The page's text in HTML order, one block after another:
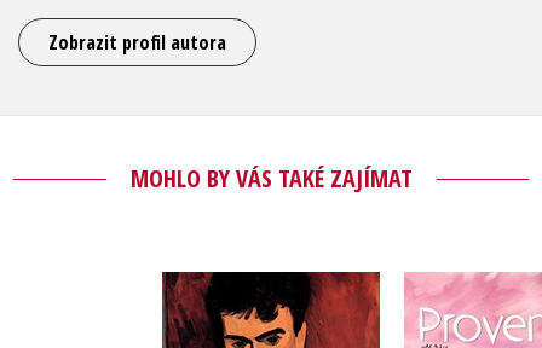
Zobrazit profil autora
MOHLO BY VÁS TAKÉ ZAJÍMAT
Prokletý Modigliani
Provence